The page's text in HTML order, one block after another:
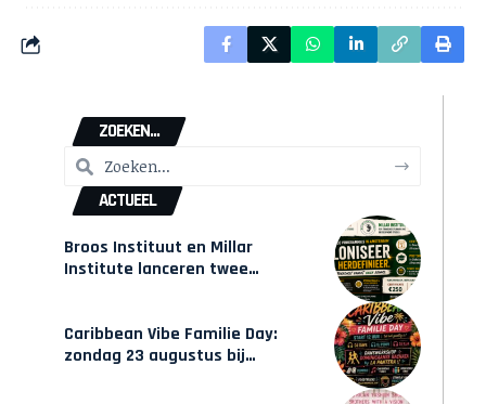
ZOEKEN...
ACTUEEL
Broos Instituut en Millar
Institute lanceren twee
Caribbean Vibe Familie Day:
zondag 23 augustus bij